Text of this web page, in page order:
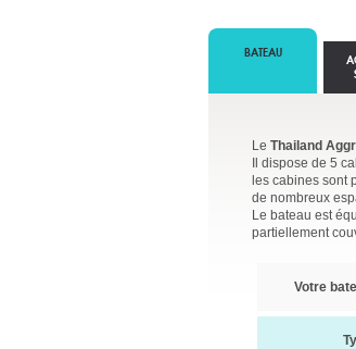
BATEAU
Le Thailand
Il dispose de 5
les cabines sont
de nombreux
Le bateau est
partiellement
Votre